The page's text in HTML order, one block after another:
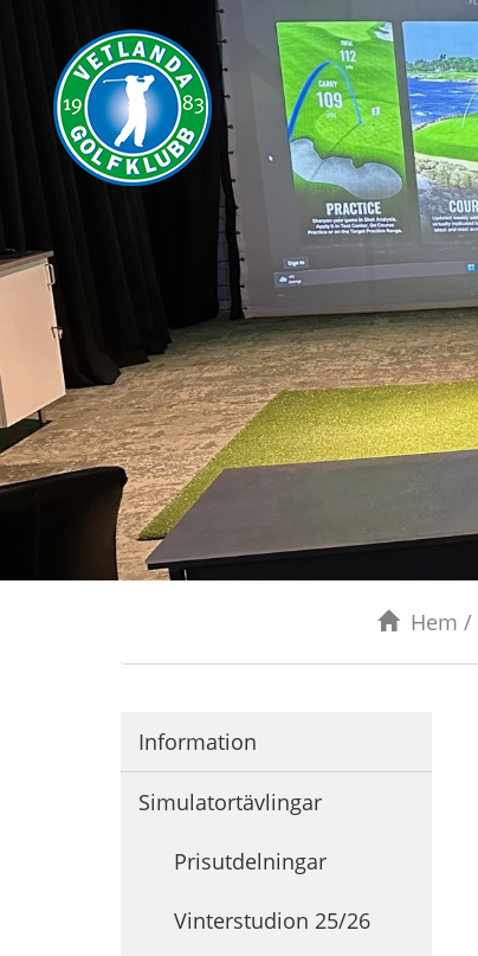
Hem /
Information
Simulatortävlingar
Prisutdelningar
Vinterstudion 25/26